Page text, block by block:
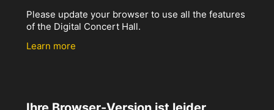
Please update your browser to use all the features
of the Digital Concert Hall.
Learn more